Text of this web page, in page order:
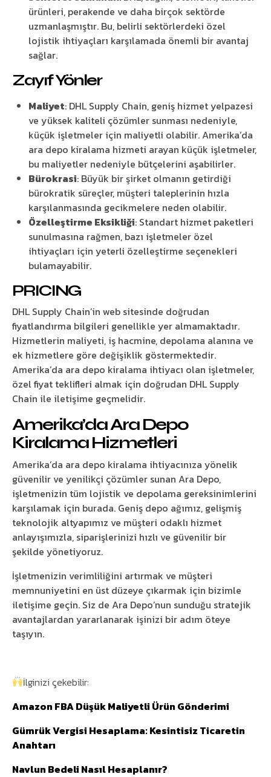
ürünleri, perakende ve daha birçok sektörde
uzmanlaşmıştır. Bu, belirli sektörlerdeki özel
lojistik ihtiyaçları karşılamada önemli bir avantaj
sağlar.
Zayıf Yönler
Maliyet: DHL Supply Chain, geniş hizmet yelpazesi
ve yüksek kaliteli çözümler sunması nedeniyle,
küçük işletmeler için maliyetli olabilir. Amerika’da
ara depo kiralama hizmeti arayan küçük işletmeler,
bu maliyetler nedeniyle bütçelerini aşabilirler.
Bürokrasi: Büyük bir şirket olmanın getirdiği
bürokratik süreçler, müşteri taleplerinin hızla
karşılanmasında gecikmelere neden olabilir.
Özelleştirme Eksikliği: Standart hizmet paketleri
sunulmasına rağmen, bazı işletmeler özel
ihtiyaçları için yeterli özelleştirme seçenekleri
bulamayabilir.
PRICING
DHL Supply Chain’in web sitesinde doğrudan
fiyatlandırma bilgileri genellikle yer almamaktadır.
Hizmetlerin maliyeti, iş hacmine, depolama alanına ve
ek hizmetlere göre değişiklik göstermektedir.
Amerika’da ara depo kiralama ihtiyacı olan işletmeler,
özel fiyat teklifleri almak için doğrudan DHL Supply
Chain ile iletişime geçmelidir.
Amerika’da Ara Depo
Kiralama Hizmetleri
Amerika’da ara depo kiralama ihtiyacınıza yönelik
güvenilir ve yenilikçi çözümler sunan Ara Depo,
işletmenizin tüm lojistik ve depolama gereksinimlerini
karşılamak için burada. Geniş depo ağımız, gelişmiş
teknolojik altyapımız ve müşteri odaklı hizmet
anlayışımızla, siparişlerinizi hızlı ve güvenilir bir
şekilde yönetiyoruz.
İşletmenizin verimliliğini artırmak ve müşteri
memnuniyetini en üst düzeye çıkarmak için bizimle
iletişime geçin. Siz de Ara Depo’nun sunduğu stratejik
avantajlardan yararlanarak işinizi bir adım öteye
taşıyın.
İlginizi çekebilir:
Amazon FBA Düşük Maliyetli Ürün Gönderimi
Gümrük Vergisi Hesaplama: Kesintisiz Ticaretin
Anahtarı
Navlun Bedeli Nasıl Hesaplanır?